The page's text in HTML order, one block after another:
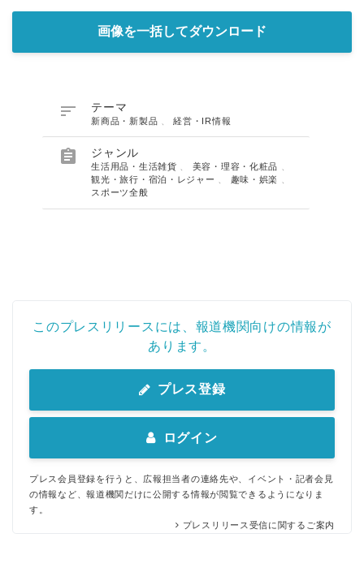
画像を一括してダウンロード
 テーマ
新商品・新製品 、経営・IR情報
 ジャンル
生活用品・生活雑貨 美容・理容・化粧品
観光・旅行・宿泊・レジャー
趣味・娯楽
スポーツ全般
このプレスリリースには、報道機関向けの情報が
あります。
プレス登録
ログイン
プレス会員登録を行うと、広報担当者の連絡先や、イベント・記者会見
の情報など、報道機関だけに公開する情報が閲覧できるようになりま
す。
プレスリリース受信に関するご案内